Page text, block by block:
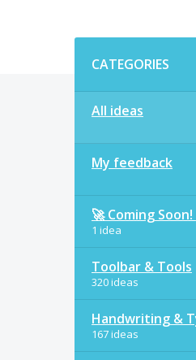
CATEGORIES
All ideas
My feedback
🚀 Coming
1 idea
Toolbar & Tools
320 ideas
Handwriting &
167 ideas